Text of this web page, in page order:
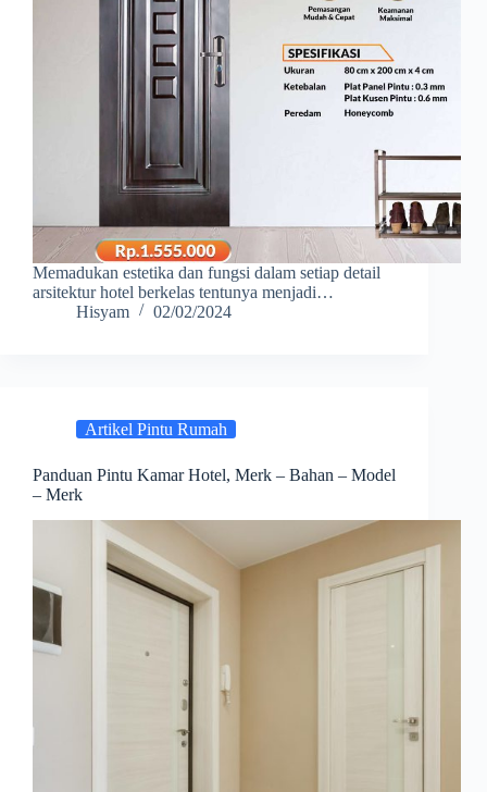
Memadukan estetika dan fungsi dalam setiap detail
arsitektur hotel berkelas tentunya menjadi…
Hisyam
02/02/2024
Artikel Pintu Rumah
Panduan Pintu Kamar Hotel, Merk – Bahan – Model
– Merk